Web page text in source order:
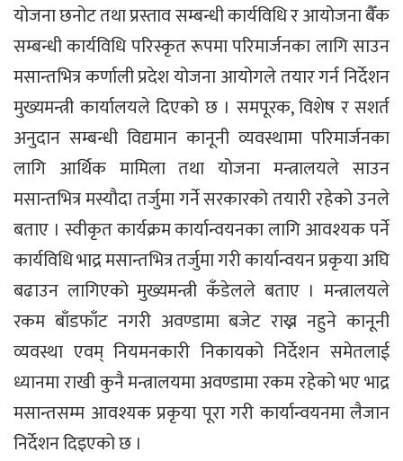
योजना छनोट तथा प्रस्ताव सम्बन्धी कार्यविधि र आयोजना बैँक
सम्बन्धी कार्यविधि परिस्कृत रूपमा परिमार्जनका लागि साउन
मसान्तभित्र कर्णाली प्रदेश योजना आयोगले तयार गर्न निर्देशन
मुख्यमन्त्री कार्यालयले दिएको छ । समपूरक, विशेष र सशर्त
अनुदान सम्बन्धी विद्यमान कानूनी व्यवस्थामा परिमार्जनका
लागि आर्थिक मामिला तथा योजना मन्त्रालयले साउन
मसान्तभित्र मस्यौदा तर्जुमा गर्ने सरकारको तयारी रहेको उनले
बताए । स्वीकृत कार्यक्रम कार्यान्वयनका लागि आवश्यक पर्ने
कार्यविधि भाद्र मसान्तभित्र तर्जुमा गरी कार्यान्वयन प्रकृया अघि
बढाउन लागिएको मुख्यमन्त्री कँडेलले बताए । मन्त्रालयले
रकम बाँडफाँट नगरी अवण्डामा बजेट राख्न नहुने कानूनी
व्यवस्था एवम् नियमनकारी निकायको निर्देशन समेतलाई
ध्यानमा राखी कुनै मन्त्रालयमा अवण्डामा रकम रहेको भए भाद्र
मसान्तसम्म आवश्यक प्रकृया पूरा गरी कार्यान्वयनमा लैजान
निर्देशन दिइएको छ ।